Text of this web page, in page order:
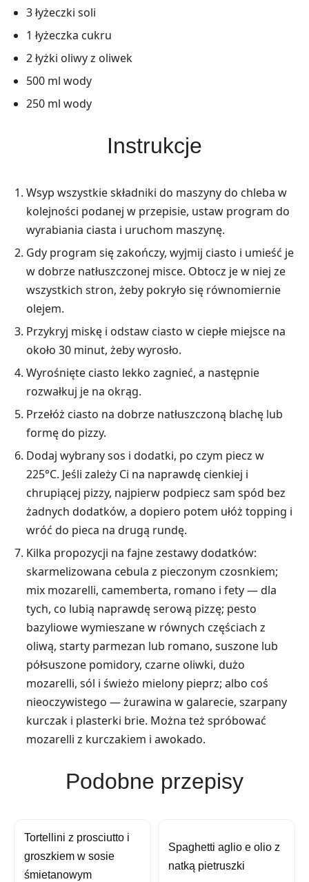
3 łyżeczki soli
1 łyżeczka cukru
2 łyżki oliwy z oliwek
500 ml wody
250 ml wody
Instrukcje
Wsyp wszystkie składniki do maszyny do chleba w
kolejności podanej w przepisie, ustaw program do
wyrabiania ciasta i uruchom maszynę.
Gdy program się zakończy, wyjmij ciasto i umieść je
w dobrze natłuszczonej misce. Obtocz je w niej ze
wszystkich stron, żeby pokryło się równomiernie
olejem.
Przykryj miskę i odstaw ciasto w ciepłe miejsce na
około 30 minut, żeby wyrosło.
Wyrośnięte ciasto lekko zagnieć, a następnie
rozwałkuj je na okrąg.
Przełóż ciasto na dobrze natłuszczoną blachę lub
formę do pizzy.
Dodaj wybrany sos i dodatki, po czym piecz w
225°C. Jeśli zależy Ci na naprawdę cienkiej i
chrupiącej pizzy, najpierw podpiecz sam spód bez
żadnych dodatków, a dopiero potem ułóż topping i
wróć do pieca na drugą rundę.
Kilka propozycji na fajne zestawy dodatków:
skarmelizowana cebula z pieczonym czosnkiem;
mix mozarelli, camemberta, romano i fety — dla
tych, co lubią naprawdę serową pizzę; pesto
bazyliowe wymieszane w równych częściach z
oliwą, starty parmezan lub romano, suszone lub
półsuszone pomidory, czarne oliwki, dużo
mozarelli, sól i świeżo mielony pieprz; albo coś
nieoczywistego — żurawina w galarecie, szarpany
kurczak i plasterki brie. Można też spróbować
mozarelli z kurczakiem i awokado.
Podobne przepisy
Tortellini z prosciutto i
groszkiem w sosie
śmietanowym
Spaghetti aglio e olio z
natką pietruszki